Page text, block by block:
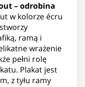
– odrobina
w kolorze écru
ramą i
wrażenie
pełni rolę
Plakat jest
z tyłu ramy